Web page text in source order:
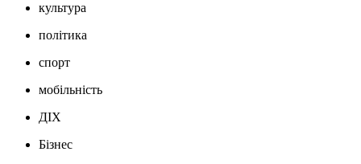
культура
політика
спорт
мобільність
ДІХ
Бізнес